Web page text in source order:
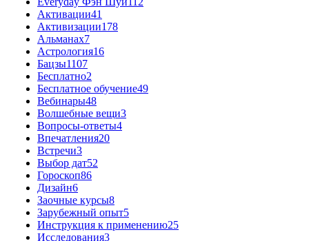
Активации41
Активизации178
Альманах7
Астрология16
Бацзы1107
Бесплатно2
Бесплатное обучение49
Вебинары48
Волшебные вещи3
Вопросы-ответы4
Впечатления20
Встречи3
Выбор дат52
Гороскоп86
Дизайн6
Заочные курсы8
Зарубежный опыт5
Инструкция к применению25
Исследования3